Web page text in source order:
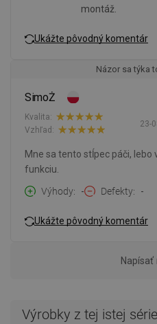
montáž.
Ukážte pôvodný komentár
Názor sa týka
SimoŻ
23-
Kvalita:
Vzhľad:
Mne sa tento stĺpec páči, lebo
funkciu.
Výhody
- Defekty -
Ukážte pôvodný komentár
Výrobky z tej istej série